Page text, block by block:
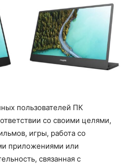
пользователей ПК
со своими целями,
игры, работа со
приложениями или
связанная с